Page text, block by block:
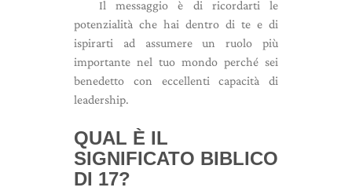
Il messaggio è di ricordarti le
potenzialità che hai dentro di te e di
ispirarti ad assumere un ruolo più
importante nel tuo mondo perché sei
benedetto con eccellenti capacità di
leadership.
QUAL È IL
SIGNIFICATO BIBLICO
DI 17?